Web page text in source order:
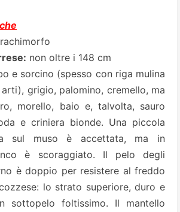
non oltre i 148 cm
e sorcino (spesso con riga mulina
grigio, palomino, cremello, ma
morello, baio e, talvolta, sauro
e criniera bionde. Una piccola
sul muso è accettata, ma in
è scoraggiato. Il pelo degli
è doppio per resistere al freddo
lo strato superiore, duro e
sottopelo foltissimo. Il mantello